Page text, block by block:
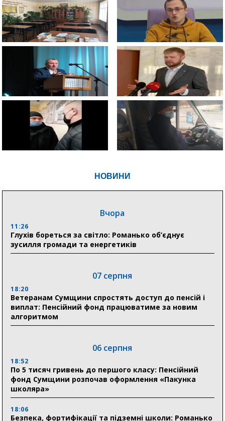
НОВИНИ
Вчора
11:26
Глухів бореться за світло: Романько об’єднує
зусилля громади та енергетиків
07 серпня
18:20
Ветеранам Сумщини спростять доступ до пенсій і
виплат: Пенсійний фонд працюватиме за новим
алгоритмом
06 серпня
18:52
По 5 тисяч гривень до першого класу: Пенсійний
фонд Сумщини розпочав оформлення «Пакунка
школяра»
18:06
Безпека, фортифікації та підземні школи: Романько